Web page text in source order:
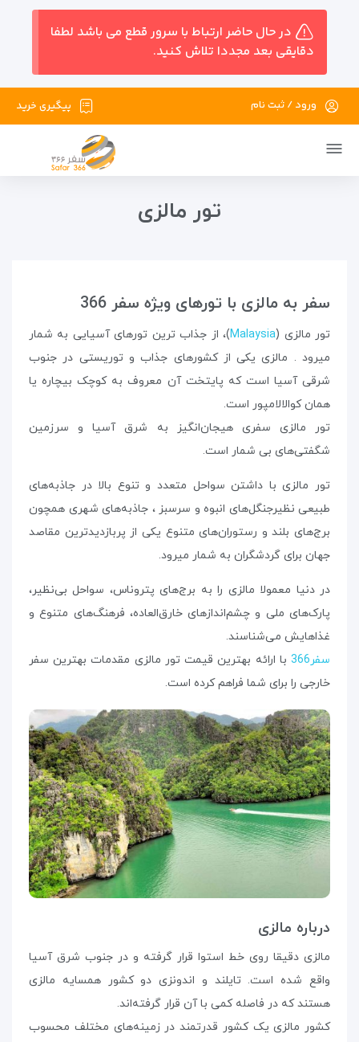
در حال حاضر ارتباط با سرور قطع می باشد لطفا
دقایقی بعد مجددا تلاش کنید.
پیگیری خرید ورود / ثبت نام
تور مالزی
سفر به مالزی با تورهای ویژه سفر 366
تور مالزی (Malaysia)، از جذاب ترین تورهای آسیایی به شمار
میرود . مالزی یکی از کشورهای جذاب و توریستی در جنوب
شرقی آسیا است که پایتخت آن معروف به کوچک بیچاره یا
همان کوالالامپور است.
تور مالزی سفری هیجان‌انگیز به شرق آسیا و سرزمین
شگفتی‌های بی شمار است.
تور مالزی با داشتن سواحل متعدد و تنوع بالا در جاذبه‌‌های
طبیعی نظیرجنگل‌های انبوه و سرسبز ، جاذبه‌های شهری همچون
برج‌های بلند و رستوران‌‌های متنوع یکی از پربازدید‌ترین مقاصد
جهان برای گردشگران به شمار میرود.
در دنیا معمولا مالزی را به برج‌های پتروناس، سواحل بی‌نظیر،
پارک‌های ملی و چشم‌اندازهای خارق‌العاده، فرهنگ‌های متنوع و
غذاهایش می‌شناسند.
سفر366
با ارائه بهترین قیمت تور مالزی مقدمات بهترین سفر
خارجی را برای شما فراهم کرده است.
درباره مالزی
مالزی دقیقا روی خط استوا قرار گرفته و در جنوب شرق آسیا
واقع شده است. تایلند و اندونزی دو کشور همسایه مالزی
هستند که در فاصله کمی با آن قرار گرفته‌اند.
کشور مالزی یک کشور قدرتمند در زمینه‌های مختلف محسوب